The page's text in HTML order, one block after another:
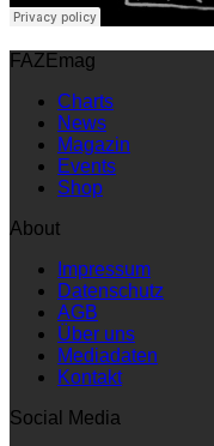
FAZEmag
Charts
News
Magazin
Events
Shop
About
Impressum
Datenschutz
AGB
Über uns
Mediadaten
Kontakt
Social Media